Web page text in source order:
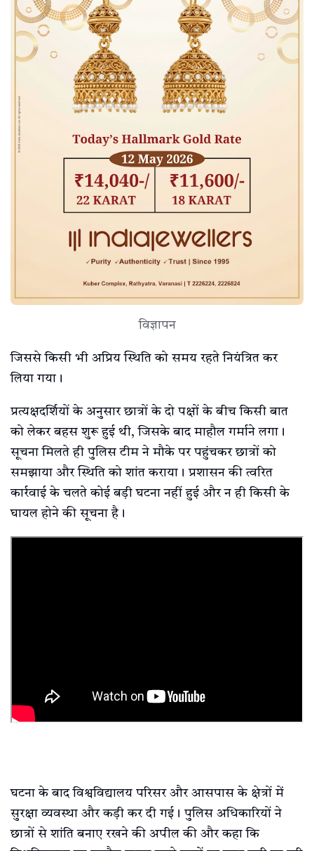
विज्ञापन
जिससे किसी भी अप्रिय स्थिति को समय रहते नियंत्रित कर
लिया गया।
प्रत्यक्षदर्शियों के अनुसार छात्रों के दो पक्षों के बीच किसी बात
को लेकर बहस शुरू हुई थी, जिसके बाद माहौल गर्माने लगा।
सूचना मिलते ही पुलिस टीम ने मौके पर पहुंचकर छात्रों को
समझाया और स्थिति को शांत कराया। प्रशासन की त्वरित
कार्रवाई के चलते कोई बड़ी घटना नहीं हुई और न ही किसी के
घायल होने की सूचना है।
घटना के बाद विश्वविद्यालय परिसर और आसपास के क्षेत्रों में
सुरक्षा व्यवस्था और कड़ी कर दी गई। पुलिस अधिकारियों ने
छात्रों से शांति बनाए रखने की अपील की और कहा कि